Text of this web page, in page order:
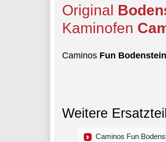
Original
Kaminofen
Caminos Fun Bodenstein
Weitere
Caminos Fun